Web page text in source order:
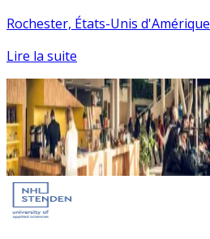
Rochester, États-Unis d'Amérique
Lire la suite